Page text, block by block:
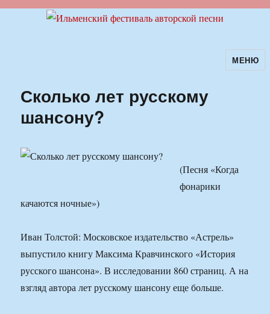
Ильменский фестиваль авторскойМЕНЮ
Сколько лет русскому
шансону?
(Песня «Когда
фонарики
качаются ночные»)
Иван Толстой: Московское издательство «Астрель»
выпустило книгу Максима Кравчинского «История
русского шансона». В исследовании 860 страниц. А на
взгляд автора лет русскому шансону еще больше.